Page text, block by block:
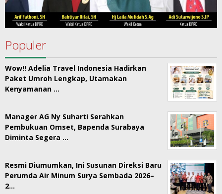
Populer
Wow!! Adelia Travel Indonesia Hadirkan
Paket Umroh Lengkap, Utamakan
Kenyamanan …
Manager AG Ny Suharti Serahkan
Pembukuan Omset, Bapenda Surabaya
Diminta Segera …
Resmi Diumumkan, Ini Susunan Direksi Baru
Perumda Air Minum Surya Sembada 2026–
2…